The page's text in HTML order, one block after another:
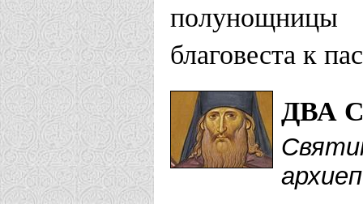
благовеста к
ДВА